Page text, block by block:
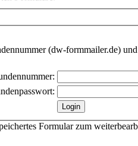
(dw-formmailer.de)
Formular zum